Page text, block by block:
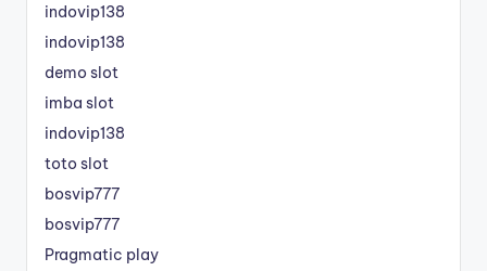
indovip138
indovip138
demo slot
imba slot
indovip138
toto slot
bosvip777
bosvip777
Pragmatic play